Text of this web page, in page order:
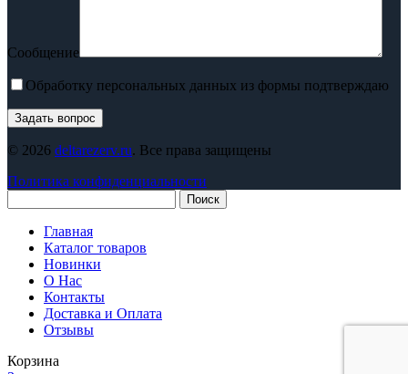
Сообщение
Обработку персональных данных из формы подтверждаю
© 2026 deltarezerv.ru. Все права защищены
Политика конфиденциальности
Поиск
Главная
Каталог товаров
Новинки
О Нас
Контакты
Доставка и Оплата
Отзывы
Корзина